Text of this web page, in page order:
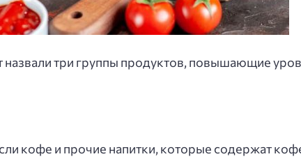
три группы продуктов, повышающие
кофе и прочие напитки, которые содержат